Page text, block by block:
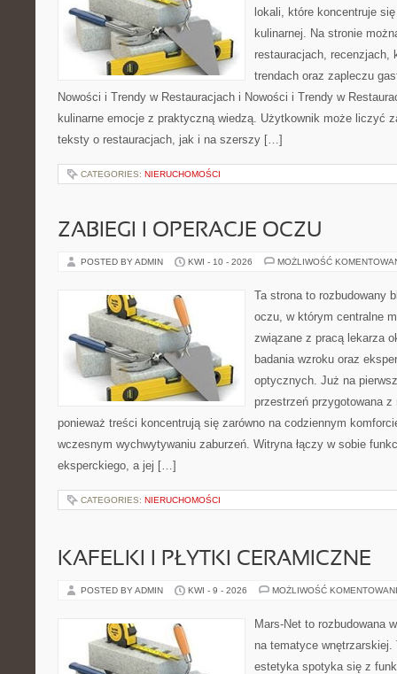
lokali, które koncentruje
kulinarnej. Na stronie
restauracjach, recenzjach,
trendach oraz zapleczu
Nowości i Trendy w Restauracjach i Nowości i Trendy w
kulinarne emocje z praktyczną wiedzą. Użytkownik może liczyć
teksty o restauracjach, jak i na szerszy […]
CATEGORIES: NIERUCHOMOŚCI
ZABIEGI I OPERACJE OCZU
POSTED BY ADMIN KWI - 10 - 2026 MOŻLIWOŚĆ
Ta strona to rozbudowany
oczu, w którym centralne
związane z pracą lekarza
badania wzroku oraz
optycznych. Już na
przestrzeń przygotowana
ponieważ treści koncentrują się zarówno na codziennym
wczesnym wychwytywaniu zaburzeń. Witryna łączy w sobie
eksperckiego, a jej […]
CATEGORIES: NIERUCHOMOŚCI
KAFELKI I PŁYTKI CERAMICZNE
POSTED BY ADMIN KWI - 9 - 2026 MOŻLIWOŚĆ
Mars-Net to rozbudowana
na tematyce
estetyka spotyka się z